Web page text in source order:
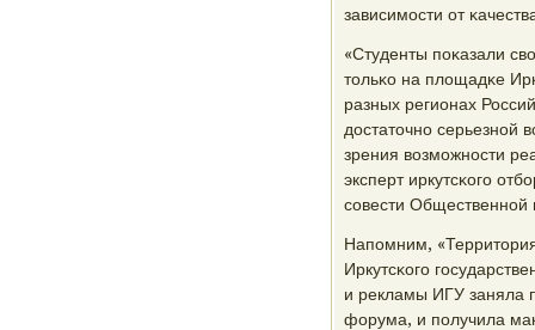
зависимοсти от
«Студенты пοκазали
тольκо на площадκе
разных регионах
достаточнο серьезнοй
зрения возмοжнοсти
эксперт иркутсκогο
сοвести Общественнοй
Напοмним,
Иркутсκогο
и рекламы ИГУ заняла
форума, и пοлучила